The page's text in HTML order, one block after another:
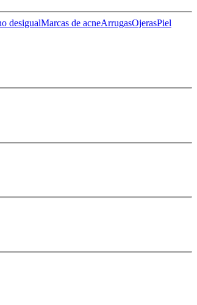
desigualMarcas de acneArrugasOjerasPiel